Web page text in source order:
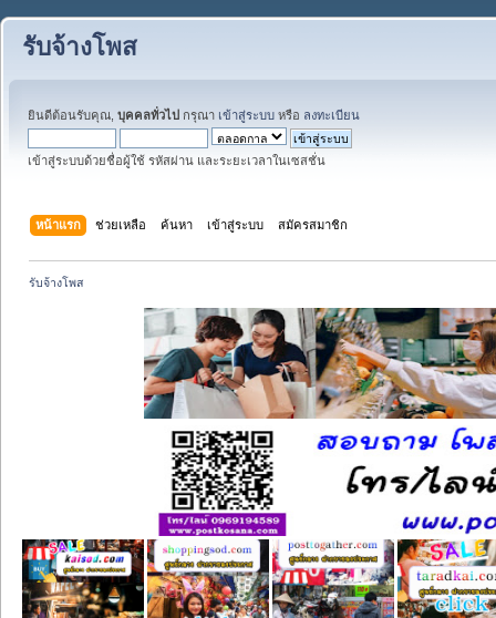
รับจ้างโพส
ยินดีต้อนรับคุณ, บุคคลทั่วไป กรุณา เข้าสู่ระบบ หรือ ลงทะเบียน
เข้าสู่ระบบด้วยชื่อผู้ใช้ รหัสผ่าน และระยะเวลาในเซสชั่น
หน้าแรก ช่วยเหลือ ค้นหา เข้าสู่ระบบ สมัครสมาชิก
รับจ้างโพส